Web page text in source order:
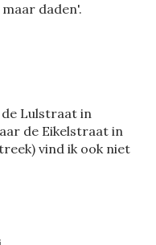
daden'.
Lulstraat in
de Eikelstraat in
vind ik ook niet